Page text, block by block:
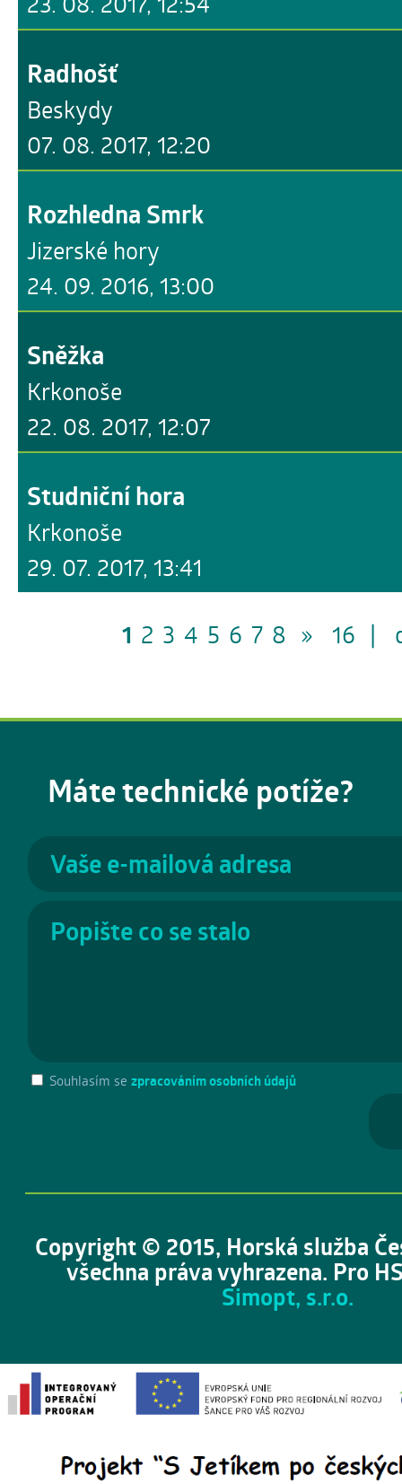
07. 08. 2017, 12:20
Radhošť
Beskydy
24. 09. 2016, 13:00
Rozhledna Smrk
Jizerské hory
22. 08. 2017, 12:07
Sněžka
Krkonoše
29. 07. 2017, 13:41
Studniční hora
Krkonoše
1 2 3 4 5 6 7 8 » 16 |
Máte technické potíže?
Souhlasím se zpracováním osobních údajů
Copyright © 2015, Horská služba
všechna práva vyhrazena. Pro
Simopt, s.r.o.